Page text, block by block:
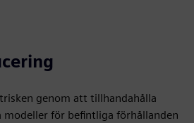
genom att tillhandahålla
modeller för befintliga förhållanden